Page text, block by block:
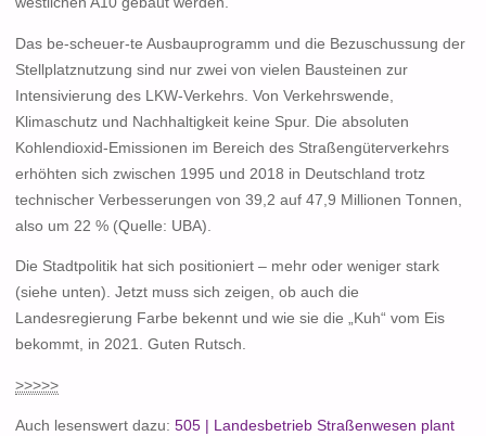
Das be-scheuer-te Ausbauprogramm und die Bezuschussung der
Stellplatznutzung sind nur zwei von vielen Bausteinen zur
Intensivierung des LKW-Verkehrs. Von Verkehrswende,
Klimaschutz und Nachhaltigkeit keine Spur. Die absoluten
Kohlendioxid-Emissionen im Bereich des Straßengüterverkehrs
erhöhten sich zwischen 1995 und 2018 in Deutschland trotz
technischer Verbesserungen von 39,2 auf 47,9 Millionen Tonnen,
also um 22 % (Quelle: UBA).
Die Stadtpolitik hat sich positioniert – mehr oder weniger stark
(siehe unten). Jetzt muss sich zeigen, ob auch die
Landesregierung Farbe bekennt und wie sie die „Kuh“ vom Eis
bekommt, in 2021. Guten Rutsch.
>>>>>
Auch lesenswert dazu: 505 | Landesbetrieb Straßenwesen plant